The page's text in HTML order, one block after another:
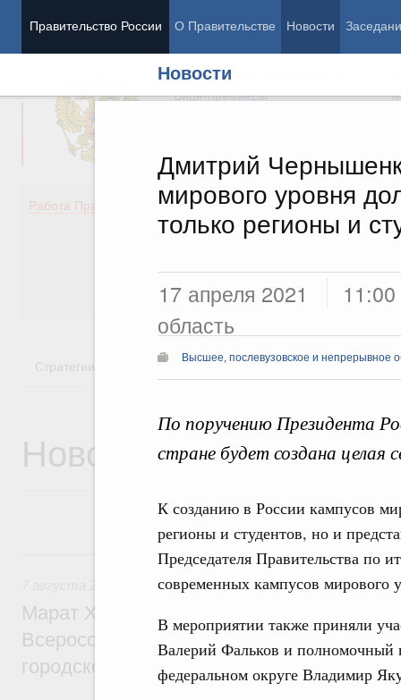
Правительство России О Правительстве Новости
Новости
Дмитрий
мирового уровня
только регионы и
17 апреля 2021
11:00
область
Высшее, послевузовское и непрерывное
По поручению Президента
стране будет создана целая
К созданию в России кампусов
регионы и студентов, но и
Председателя Правительства по
современных кампусов мирового
В мероприятии также приняли
Валерий Фальков и полномочный
федеральном округе Владимир
Председатель Правительства
Вице-премьеры
Работа Правительства
Демография
Здоровье
Образование
Государство
Стратегии Государственные программы
Новости
7 августа, пятница
Экономика городов. Городская среда
Марат Хуснуллин провёл заседание
Всероссийского конкурса лучших
городской среды